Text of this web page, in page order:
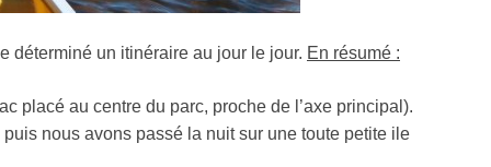
déterminé un itinéraire au jour le jour. En résumé :
placé au centre du parc, proche de l’axe principal).
nous avons passé la nuit sur une toute petite ile